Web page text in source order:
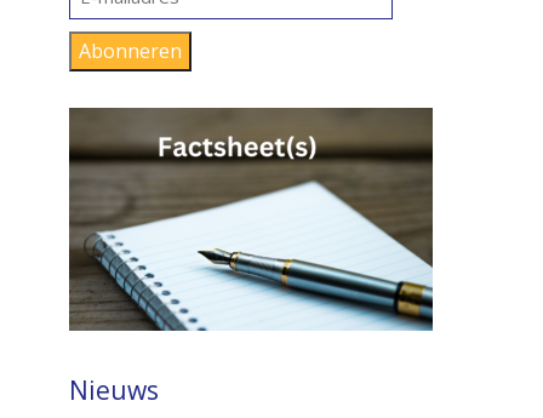
mailadres
Abonneren
Nieuws